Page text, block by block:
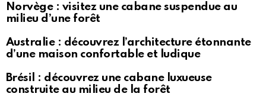
Norvège : visitez une cabane suspendue au
milieu d’une forêt
Australie : découvrez l’architecture étonnante
d’une maison confortable et ludique
Brésil : découvrez une cabane luxueuse
construite au milieu de la forêt